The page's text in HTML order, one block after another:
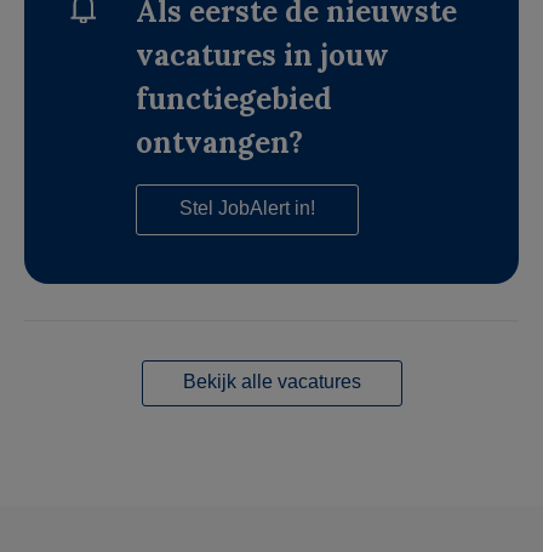
Als eerste de nieuwste
vacatures in jouw
functiegebied
ontvangen?
Stel JobAlert in!
Bekijk alle vacatures